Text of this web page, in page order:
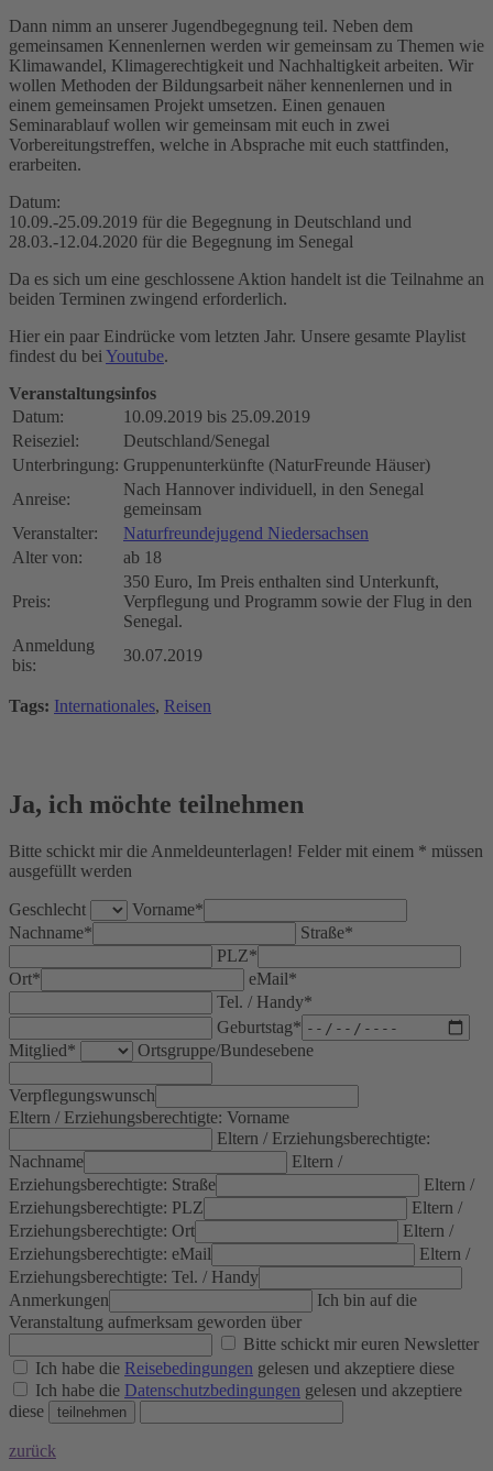
Dann nimm an unserer Jugendbegegnung teil. Neben dem
gemeinsamen Kennenlernen werden wir gemeinsam zu Themen wie
Klimawandel, Klimagerechtigkeit und Nachhaltigkeit arbeiten. Wir
wollen Methoden der Bildungsarbeit näher kennenlernen und in
einem gemeinsamen Projekt umsetzen. Einen genauen
Seminarablauf wollen wir gemeinsam mit euch in zwei
Vorbereitungstreffen, welche in Absprache mit euch stattfinden,
erarbeiten.
Datum:
10.09.-25.09.2019 für die Begegnung in Deutschland und
28.03.-12.04.2020 für die Begegnung im Senegal
Da es sich um eine geschlossene Aktion handelt ist die Teilnahme an
beiden Terminen zwingend erforderlich.
Hier ein paar Eindrücke vom letzten Jahr. Unsere gesamte Playlist
findest du beiYoutube.
Veranstaltungsinfos
Datum:
10.09.2019 bis 25.09.2019
Reiseziel:
Deutschland/Senegal
Unterbringung: Gruppenunterkünfte (NaturFreunde Häuser)
Anreise:
Nach Hannover individuell, in den Senegal
gemeinsam
Veranstalter:
Naturfreundejugend Niedersachsen
Alter von:
ab 18
Preis:
350 Euro, Im Preis enthalten sind Unterkunft,
Verpflegung und Programm sowie der Flug in den
Senegal.
Anmeldung
bis:
30.07.2019
Tags: Internationales, Reisen
Ja, ich möchte teilnehmen
Bitte schickt mir die Anmeldeunterlagen! Felder mit einem * müssen
ausgefüllt werden
Geschlecht
Vorname*
Nachname*
Straße*
PLZ*
Ort*
eMail*
Tel. / Handy*
Geburtstag*
Mitglied*
Ortsgruppe/Bundesebene
Verpflegungswunsch
Eltern / Erziehungsberechtigte: Vorname
Eltern / Erziehungsberechtigte:
Nachname
Eltern /
Erziehungsberechtigte: Straße
Eltern /
Erziehungsberechtigte: PLZ
Eltern /
Erziehungsberechtigte: Ort
Eltern /
Erziehungsberechtigte: eMail
Eltern /
Erziehungsberechtigte: Tel. / Handy
Anmerkungen
Ich bin auf die
Veranstaltung aufmerksam geworden über
Bitte schickt mir euren Newsletter
Ich habe die Reisebedingungen gelesen und akzeptiere diese
Ich habe die Datenschutzbedingungen gelesen und akzeptiere
diese
zurück